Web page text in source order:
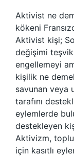
Aktivist ne
kökeni
Aktivist kişi;
değişimi
engellemeyi
kişilik ne
savunan veya
tarafını
eylemlerde
destekleyen
Aktivizm,
için kasıtlı